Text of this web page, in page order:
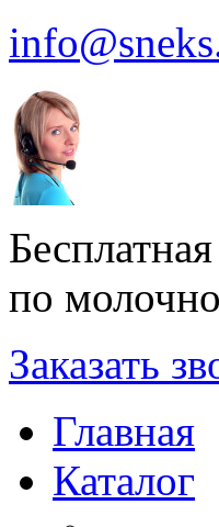
по
Заказать
Главная
Каталог